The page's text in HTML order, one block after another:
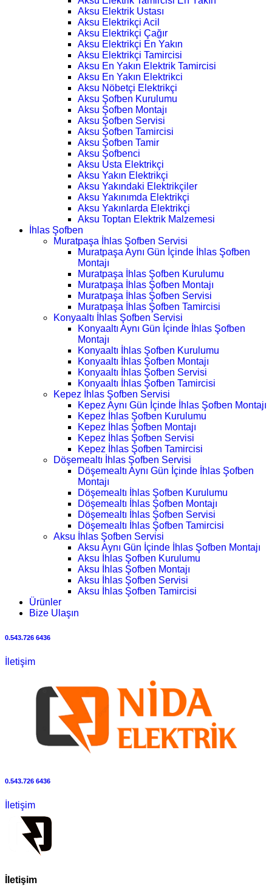
Aksu Elektrik Ustası
Aksu Elektrikçi Acil
Aksu Elektrikçi Çağır
Aksu Elektrikçi En Yakın
Aksu Elektrikçi Tamircisi
Aksu En Yakın Elektrik Tamircisi
Aksu En Yakın Elektrikci
Aksu Nöbetçi Elektrikçi
Aksu Şofben Kurulumu
Aksu Şofben Montajı
Aksu Şofben Servisi
Aksu Şofben Tamircisi
Aksu Şofben Tamir
Aksu Şofbenci
Aksu Usta Elektrikçi
Aksu Yakın Elektrikçi
Aksu Yakındaki Elektrikçiler
Aksu Yakınımda Elektrikçi
Aksu Yakınlarda Elektrikçi
Aksu Toptan Elektrik Malzemesi
İhlas Şofben
Muratpaşa İhlas Şofben Servisi
Muratpaşa Aynı Gün İçinde İhlas Şofben
Montajı
Muratpaşa İhlas Şofben Kurulumu
Muratpaşa İhlas Şofben Montajı
Muratpaşa İhlas Şofben Servisi
Muratpaşa İhlas Şofben Tamircisi
Konyaaltı İhlas Şofben Servisi
Konyaaltı Aynı Gün İçinde İhlas Şofben
Montajı
Konyaaltı İhlas Şofben Kurulumu
Konyaaltı İhlas Şofben Montajı
Konyaaltı İhlas Şofben Servisi
Konyaaltı İhlas Şofben Tamircisi
Kepez İhlas Şofben Servisi
Kepez Aynı Gün İçinde İhlas Şofben Montajı
Kepez İhlas Şofben Kurulumu
Kepez İhlas Şofben Montajı
Kepez İhlas Şofben Servisi
Kepez İhlas Şofben Tamircisi
Döşemealtı İhlas Şofben Servisi
Döşemealtı Aynı Gün İçinde İhlas Şofben
Montajı
Döşemealtı İhlas Şofben Kurulumu
Döşemealtı İhlas Şofben Montajı
Döşemealtı İhlas Şofben Servisi
Döşemealtı İhlas Şofben Tamircisi
Aksu İhlas Şofben Servisi
Aksu Aynı Gün İçinde İhlas Şofben Montajı
Aksu İhlas Şofben Kurulumu
Aksu İhlas Şofben Montajı
Aksu İhlas Şofben Servisi
Aksu İhlas Şofben Tamircisi
Ürünler
Bize Ulaşın
0.543.726 6436
İletişim
0.543.726 6436
İletişim
İletişim